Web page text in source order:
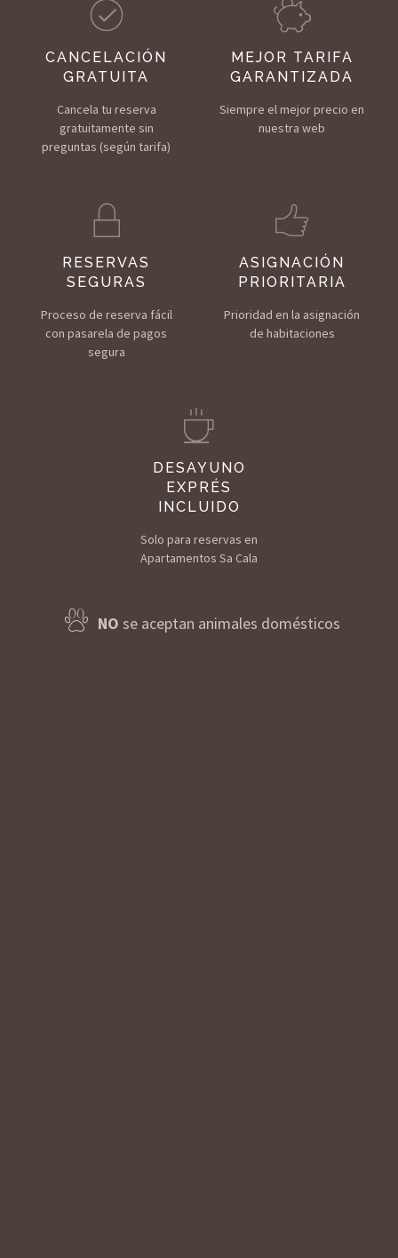
CANCELACIÓN
GRATUITA
Cancela tu reserva
gratuitamente sin
preguntas (según tarifa)
MEJOR TARIFA
GARANTIZADA
Siempre el mejor precio en
nuestra web
RESERVAS
SEGURAS
Proceso de reserva fácil
con pasarela de pagos
segura
ASIGNACIÓN
PRIORITARIA
Prioridad en la asignación
de habitaciones
DESAYUNO
EXPRÉS
INCLUIDO
Solo para reservas en
Apartamentos Sa Cala
NO se aceptan animales domésticos